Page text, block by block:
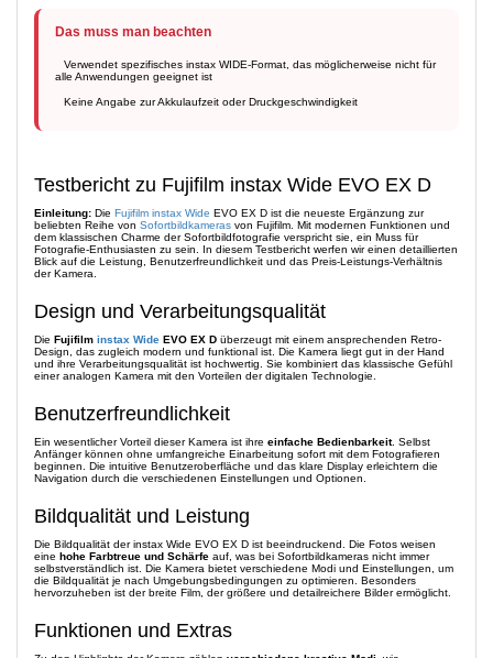
Das muss man beachten
Verwendet spezifisches instax WIDE-Format, das möglicherweise nicht für
alle Anwendungen geeignet ist
Keine Angabe zur Akkulaufzeit oder Druckgeschwindigkeit
Testbericht zu Fujifilm instax Wide EVO EX D
Einleitung: Die Fujifilm instax Wide EVO EX D ist die neueste Ergänzung zur
beliebten Reihe von Sofortbildkameras von Fujifilm. Mit modernen Funktionen und
dem klassischen Charme der Sofortbildfotografie verspricht sie, ein Muss für
Fotografie-Enthusiasten zu sein. In diesem Testbericht werfen wir einen detaillierten
Blick auf die Leistung, Benutzerfreundlichkeit und das Preis-Leistungs-Verhältnis
der Kamera.
Design und Verarbeitungsqualität
Die Fujifilm instax Wide EVO EX D überzeugt mit einem ansprechenden Retro-
Design, das zugleich modern und funktional ist. Die Kamera liegt gut in der Hand
und ihre Verarbeitungsqualität ist hochwertig. Sie kombiniert das klassische Gefühl
einer analogen Kamera mit den Vorteilen der digitalen Technologie.
Benutzerfreundlichkeit
Ein wesentlicher Vorteil dieser Kamera ist ihre einfache Bedienbarkeit. Selbst
Anfänger können ohne umfangreiche Einarbeitung sofort mit dem Fotografieren
beginnen. Die intuitive Benutzeroberfläche und das klare Display erleichtern die
Navigation durch die verschiedenen Einstellungen und Optionen.
Bildqualität und Leistung
Die Bildqualität der instax Wide EVO EX D ist beeindruckend. Die Fotos weisen
eine hohe Farbtreue und Schärfe auf, was bei Sofortbildkameras nicht immer
selbstverständlich ist. Die Kamera bietet verschiedene Modi und Einstellungen, um
die Bildqualität je nach Umgebungsbedingungen zu optimieren. Besonders
hervorzuheben ist der breite Film, der größere und detailreichere Bilder ermöglicht.
Funktionen und Extras